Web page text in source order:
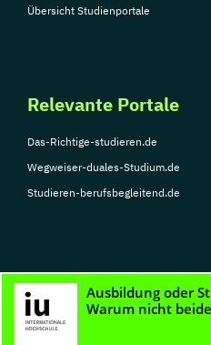
Übersicht Studienportale
Relevante Portale
Das-Richtige-studieren.de
Wegweiser-duales-Studium.de
Studieren-berufsbegleitend.de
© Copyright 2026, TarGroup Media GmbH